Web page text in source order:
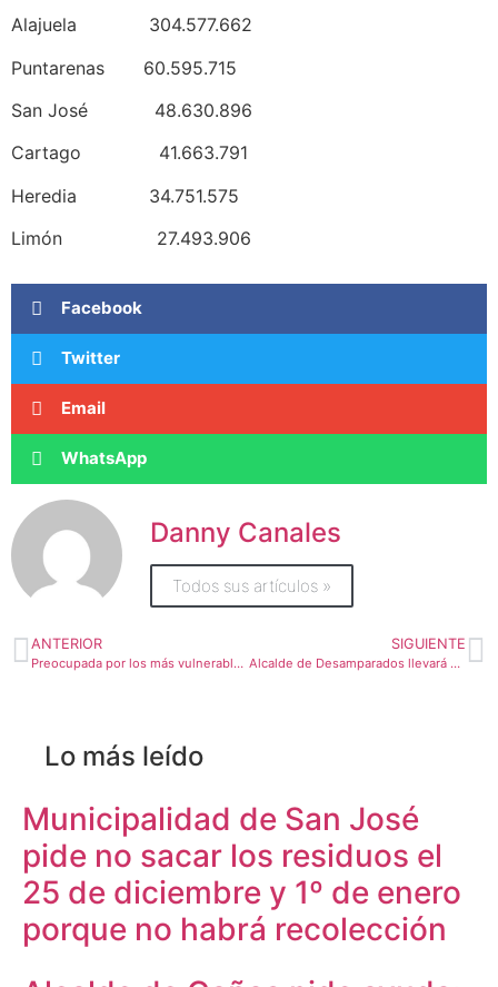
Alajuela 304.577.662
Puntarenas 60.595.715
San José 48.630.896
Cartago 41.663.791
Heredia 34.751.575
Limón 27.493.906
Facebook
Twitter
Email
WhatsApp
Danny Canales
Todos sus artículos »
ANTERIOR
Preocupada por los más vulnerables, Upala crea centro de atención para personas en condición de calle
SIGUIENTE
Alcalde de Desamparados llevará al ministro de Hacienda a Sala IV si no les gira a municipios los recursos para carreteras
Lo más leído
Municipalidad de San José
pide no sacar los residuos el
25 de diciembre y 1º de enero
porque no habrá recolección